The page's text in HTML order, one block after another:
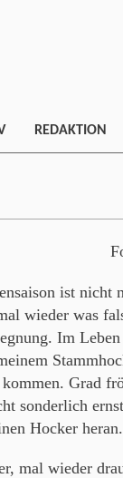
REDAKTION
ist nicht
wieder was
Im
Grad
sonderlich
Hocker heran.
mal wieder